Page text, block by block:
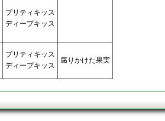
プリティキッス
ディープキッス
プリティキッス
ディープキッス
腐りかけた果実